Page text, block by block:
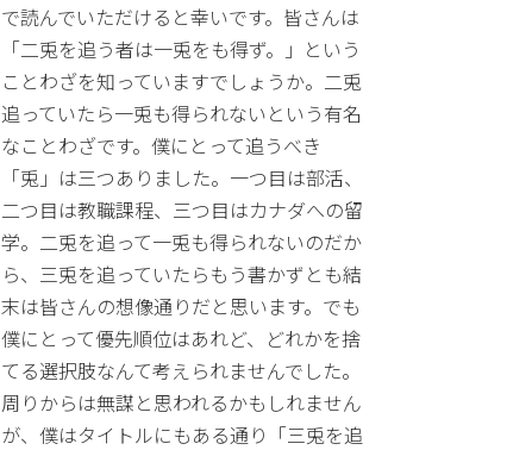
で読んでいただけると幸いです。皆さんは
「二兎を追う者は一兎をも得ず。」という
ことわざを知っていますでしょうか。二兎
追っていたら一兎も得られないという有名
なことわざです。僕にとって追うべき
「兎」は三つありました。一つ目は部活、
二つ目は教職課程、三つ目はカナダへの留
学。二兎を追って一兎も得られないのだか
ら、三兎を追っていたらもう書かずとも結
末は皆さんの想像通りだと思います。でも
僕にとって優先順位はあれど、どれかを捨
てる選択肢なんて考えられませんでした。
周りからは無謀と思われるかもしれません
が、僕はタイトルにもある通り「三兎を追